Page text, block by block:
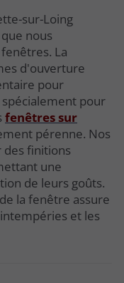
sur-Loing
nous
La
d'ouverture
pour
pour
fenêtres sur
pérenne. Nos
des finitions
une
de leurs goûts.
la fenêtre assure
et les